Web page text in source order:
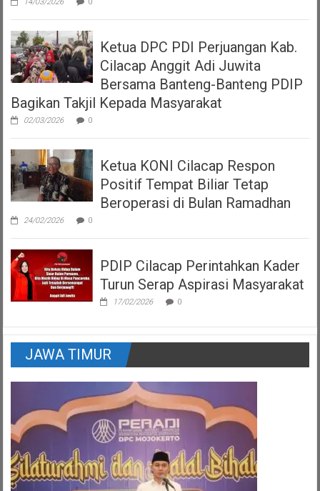
Ketua DPC PDI Perjuangan Kab.
Cilacap Anggit Adi Juwita
Bersama Banteng-Banteng PDIP
Bagikan Takjil Kepada Masyarakat
02/03/2026 0
Ketua KONI Cilacap Respon
Positif Tempat Biliar Tetap
Beroperasi di Bulan Ramadhan
24/02/2026 0
PDIP Cilacap Perintahkan Kader
Turun Serap Aspirasi Masyarakat
17/02/2026 0
JAWA TIMUR